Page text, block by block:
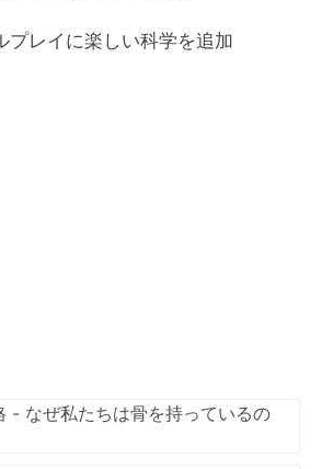
プレイ に楽しい科学を追加
- なぜ私たちは骨を持っているの